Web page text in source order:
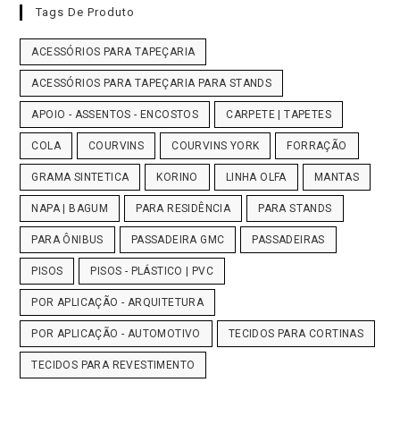
Tags De Produto
ACESSÓRIOS PARA TAPEÇARIA
ACESSÓRIOS PARA TAPEÇARIA PARA STANDS
APOIO - ASSENTOS - ENCOSTOS CARPETE | TAPETES
COLA COURVINS COURVINS YORK FORRAÇÃO
GRAMA SINTETICA KORINO LINHA OLFA MANTAS
NAPA | BAGUM PARA RESIDÊNCIA PARA STANDS
PARA ÔNIBUS PASSADEIRA GMC PASSADEIRAS
PISOS PISOS - PLÁSTICO | PVC
POR APLICAÇÃO - ARQUITETURA
POR APLICAÇÃO - AUTOMOTIVO TECIDOS PARA CORTINAS
TECIDOS PARA REVESTIMENTO